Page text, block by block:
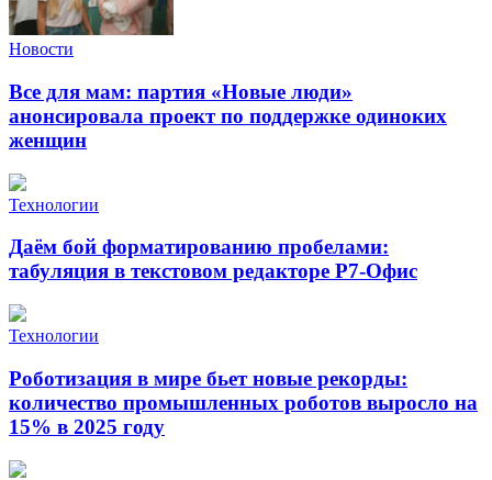
Новости
Все для мам: партия «Новые люди»
анонсировала проект по поддержке одиноких
женщин
Технологии
Даём бой форматированию пробелами:
табуляция в текстовом редакторе Р7-Офис
Технологии
Роботизация в мире бьет новые рекорды:
количество промышленных роботов выросло на
15% в 2025 году